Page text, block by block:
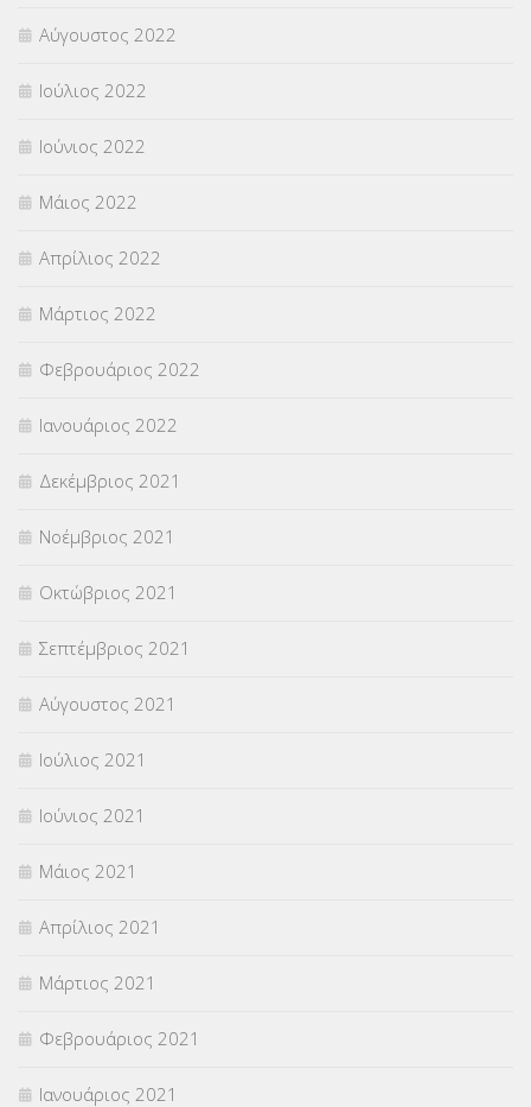
Αύγουστος 2022
Ιούλιος 2022
Ιούνιος 2022
Μάιος 2022
Απρίλιος 2022
Μάρτιος 2022
Φεβρουάριος 2022
Ιανουάριος 2022
Δεκέμβριος 2021
Νοέμβριος 2021
Οκτώβριος 2021
Σεπτέμβριος 2021
Αύγουστος 2021
Ιούλιος 2021
Ιούνιος 2021
Μάιος 2021
Απρίλιος 2021
Μάρτιος 2021
Φεβρουάριος 2021
Ιανουάριος 2021